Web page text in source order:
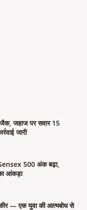
जहाज पर सवार 15
जारी
500 अंक बढ़ा,
आंकड़ा
— एक युवा की आत्मबोध से